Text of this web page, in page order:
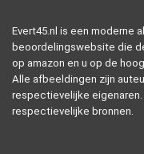
Evert45.nl is een moderne
beoordelingswebsite die
op amazon en u op de
Alle afbeeldingen zijn
respectievelijke
respectievelijke bronnen.